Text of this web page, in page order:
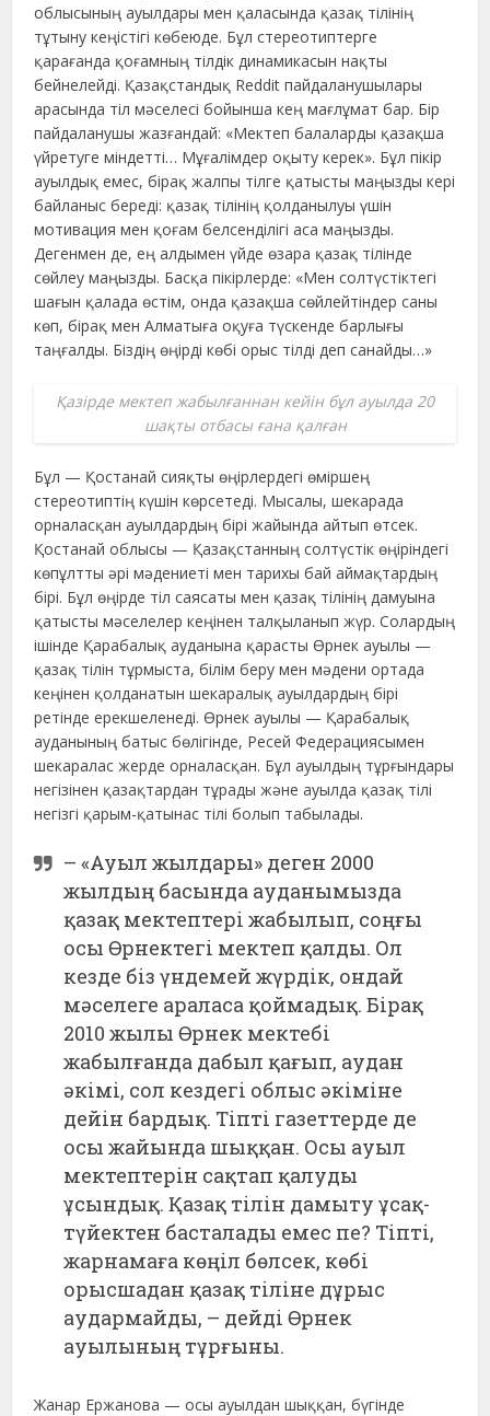
облысының ауылдары мен қаласында қазақ тілінің
тұтыну кеңістігі көбеюде. Бұл стереотиптерге
қарағанда қоғамның тілдік динамикасын нақты
бейнелейді. Қазақстандық Reddit пайдаланушылары
арасында тіл мәселесі бойынша кең мағлұмат бар. Бір
пайдаланушы жазғандай: «Мектеп балаларды қазақша
үйретуге міндетті… Мұғалімдер оқыту керек». Бұл пікір
ауылдық емес, бірақ жалпы тілге қатысты маңызды кері
байланыс береді: қазақ тілінің қолданылуы үшін
мотивация мен қоғам белсенділігі аса маңызды.
Дегенмен де, ең алдымен үйде өзара қазақ тілінде
сөйлеу маңызды. Басқа пікірлерде: «Мен солтүстіктегі
шағын қалада өстім, онда қазақша сөйлейтіндер саны
көп, бірақ мен Алматыға оқуға түскенде барлығы
таңғалды. Біздің өңірді көбі орыс тілді деп санайды…»
Қазірде мектеп жабылғаннан кейін бұл ауылда 20
шақты отбасы ғана қалған
Бұл — Қостанай сияқты өңірлердегі өміршең
стереотиптің күшін көрсетеді. Мысалы, шекарада
орналасқан ауылдардың бірі жайында айтып өтсек.
Қостанай облысы — Қазақстанның солтүстік өңіріндегі
көпұлтты әрі мәдениеті мен тарихы бай аймақтардың
бірі. Бұл өңірде тіл саясаты мен қазақ тілінің дамуына
қатысты мәселелер кеңінен талқыланып жүр. Солардың
ішінде Қарабалық ауданына қарасты Өрнек ауылы —
қазақ тілін тұрмыста, білім беру мен мәдени ортада
кеңінен қолданатын шекаралық ауылдардың бірі
ретінде ерекшеленеді. Өрнек ауылы — Қарабалық
ауданының батыс бөлігінде, Ресей Федерациясымен
шекаралас жерде орналасқан. Бұл ауылдың тұрғындары
негізінен қазақтардан тұрады және ауылда қазақ тілі
негізгі қарым-қатынас тілі болып табылады.
– «Ауыл жылдары» деген 2000
жылдың басында ауданымызда
қазақ мектептері жабылып, соңғы
осы Өрнектегі мектеп қалды. Ол
кезде біз үндемей жүрдік, ондай
мәселеге араласа қоймадық. Бірақ
2010 жылы Өрнек мектебі
жабылғанда дабыл қағып, аудан
әкімі, сол кездегі облыс әкіміне
дейін бардық. Тіпті газеттерде де
осы жайында шыққан. Осы ауыл
мектептерін сақтап қалуды
ұсындық. Қазақ тілін дамыту ұсақ-
түйектен басталады емес пе? Тіпті,
жарнамаға көңіл бөлсек, көбі
орысшадан қазақ тіліне дұрыс
аудармайды, – дейді Өрнек
ауылының тұрғыны.
Жанар Ержанова — осы ауылдан шыққан, бүгінде